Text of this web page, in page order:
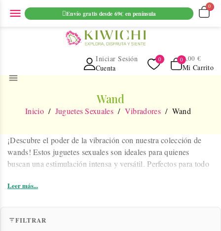
ENVIO GRATUITO EN PEDIDOS SUPERIORES A 69€ EN
PENINSULA
Cuenta
Iniciar Sesión
Mi Carrito
0,00 €
menu
Wand
Inicio Juguetes Sexuales Vibradores Wand
¡Descubre el poder de la vibración con nuestra colección de
wands! Estos juguetes sexuales son ideales para quienes
buscan una estimulación intensa y versátil. Perfectos para todo
profunda, nuestros wands están diseñados para llevar tu
Leer más...
FILTRAR
menu Envío gratis desde 69€ en península